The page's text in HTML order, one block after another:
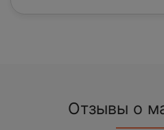
Отзывы о